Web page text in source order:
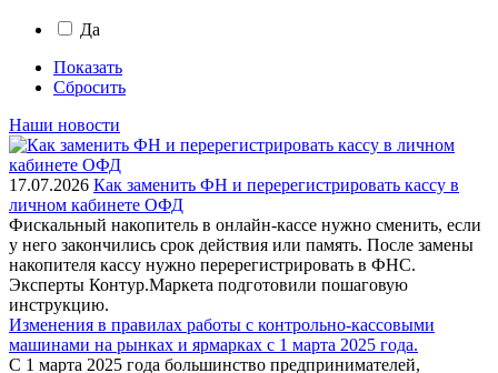
Да
Показать
Сбросить
Наши новости
17.07.2026 Как заменить ФН и перерегистрировать кассу в
личном кабинете ОФД
Фискальный накопитель в онлайн-кассе нужно сменить, если
у него закончились срок действия или память. После замены
накопителя кассу нужно перерегистрировать в ФНС.
Эксперты Контур.Маркета подготовили пошаговую
инструкцию.
Изменения в правилах работы с контрольно-кассовыми
машинами на рынках и ярмарках с 1 марта 2025 года.
С 1 марта 2025 года большинство предпринимателей,